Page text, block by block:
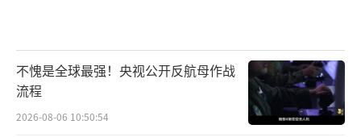
不愧是全球最强！央视公开反航母作战
流程
2026-08-06 10:50:54